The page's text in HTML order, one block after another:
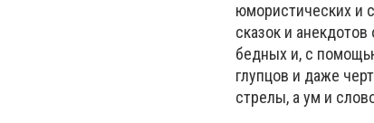
юмористических и
сказок и
бедных и, с
глупцов и даже
стрелы, а ум и